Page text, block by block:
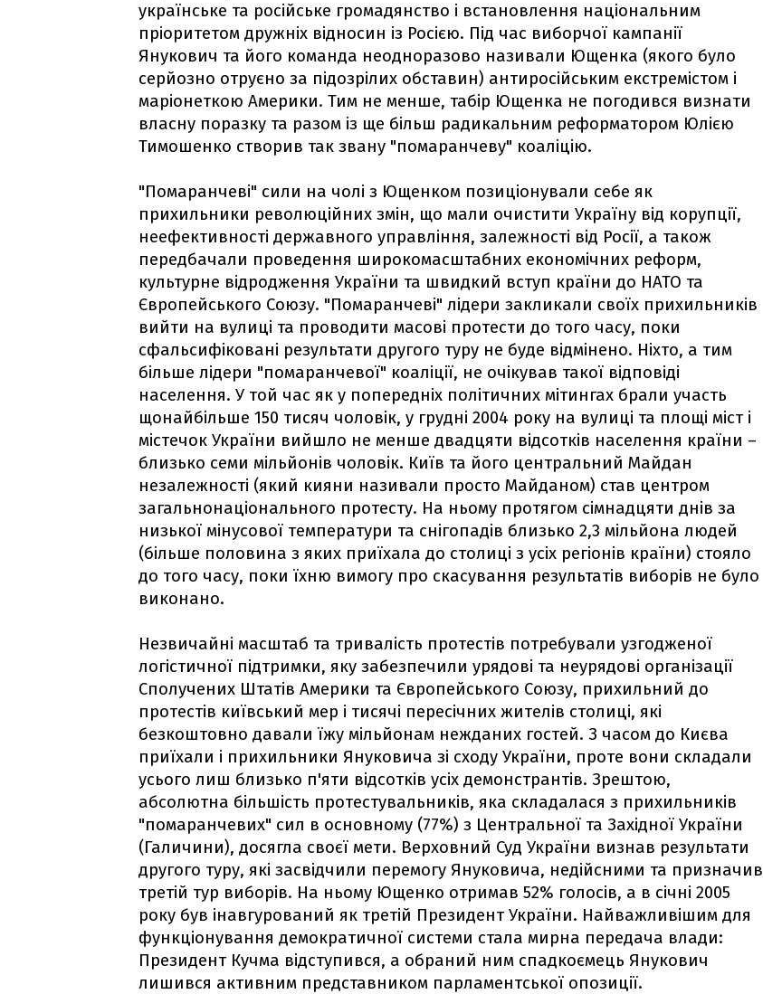
українське та російське громадянство і встановлення національним
пріоритетом дружніх відносин із Росією. Під час виборчої кампанії
Янукович та його команда неодноразово називали Ющенка (якого було
серйозно отруєно за підозрілих обставин) антиросійським екстремістом і
маріонеткою Америки. Тим не менше, табір Ющенка не погодився визнати
власну поразку та разом із ще більш радикальним реформатором Юлією
Тимошенко створив так звану "помаранчеву" коаліцію.
"Помаранчеві" сили на чолі з Ющенком позиціонували себе як
прихильники революційних змін, що мали очистити Україну від корупції,
неефективності державного управління, залежності від Росії, а також
передбачали проведення широкомасштабних економічних реформ,
культурне відродження України та швидкий вступ країни до НАТО та
Європейського Союзу. "Помаранчеві" лідери закликали своїх прихильників
вийти на вулиці та проводити масові протести до того часу, поки
сфальсифіковані результати другого туру не буде відмінено. Ніхто, а тим
більше лідери "помаранчевої" коаліції, не очікував такої відповіді
населення. У той час як у попередніх політичних мітингах брали участь
щонайбільше 150 тисяч чоловік, у грудні 2004 року на вулиці та площі міст і
містечок України вийшло не менше двадцяти відсотків населення країни –
близько семи мільйонів чоловік. Київ та його центральний Майдан
незалежності (який кияни називали просто Майданом) став центром
загальнонаціонального протесту. На ньому протягом сімнадцяти днів за
низької мінусової температури та снігопадів близько 2,3 мільйона людей
(більше половина з яких приїхала до столиці з усіх регіонів країни) стояло
до того часу, поки їхню вимогу про скасування результатів виборів не було
виконано.
Незвичайні масштаб та тривалість протестів потребували узгодженої
логістичної підтримки, яку забезпечили урядові та неурядові організації
Сполучених Штатів Америки та Європейського Союзу, прихильний до
протестів київський мер і тисячі пересічних жителів столиці, які
безкоштовно давали їжу мільйонам нежданих гостей. З часом до Києва
приїхали і прихильники Януковича зі сходу України, проте вони складали
усього лиш близько п'яти відсотків усіх демонстрантів. Зрештою,
абсолютна більшість протестувальників, яка складалася з прихильників
"помаранчевих" сил в основному (77%) з Центральної та Західної України
(Галичини), досягла своєї мети. Верховний Суд України визнав результати
другого туру, які засвідчили перемогу Януковича, недійсними та призначив
третій тур виборів. На ньому Ющенко отримав 52% голосів, а в січні 2005
року був інавгурований як третій Президент України. Найважливішим для
функціонування демократичної системи стала мирна передача влади:
Президент Кучма відступився, а обраний ним спадкоємець Янукович
лишився активним представником парламентської опозиції.